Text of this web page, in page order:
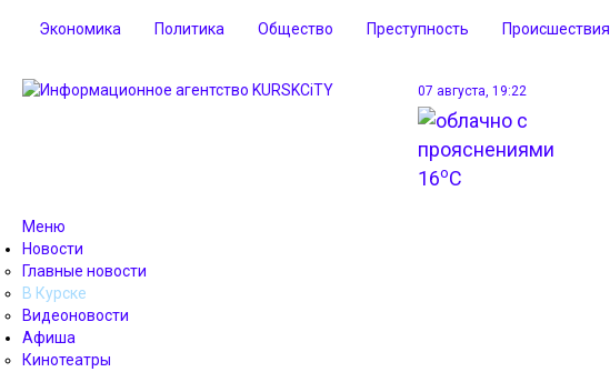
Экономика Политика Общество Преступность Происшествия
07 августа, 19:22
16oC
Меню
Новости
Главные новости
В Курске
Видеоновости
Афиша
Кинотеатры